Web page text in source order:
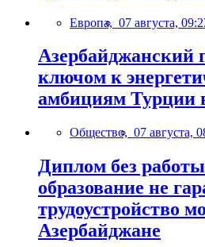
Европа, 07 августа,
Азербайджанский
ключом к
амбициям Турции
Общество, 07 августа,
Диплом без
образование не
трудоустройство
Азербайджане